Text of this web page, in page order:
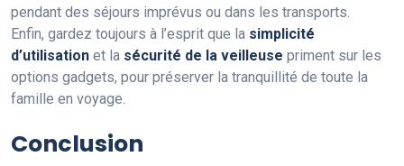
pendant des séjours imprévus ou dans les transports.
Enfin, gardez toujours à l’esprit que la simplicité
d’utilisation et la sécurité de la veilleuse priment sur les
options gadgets, pour préserver la tranquillité de toute la
famille en voyage.
Conclusion